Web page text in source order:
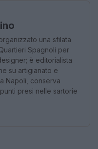
una sfilata
Spagnoli per
è editorialista
su artigianato e
Napoli, conserva
presi nelle sartorie